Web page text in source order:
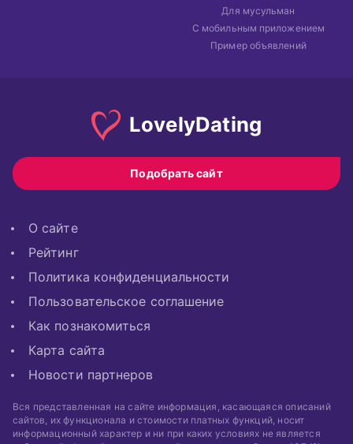
Для мусульман
С мобильным приложением
Пример объявлений
LovelyDating
Подобрать сайт
О сайте
Рейтинг
Политика конфиденциальности
Пользовательское соглашение
Как познакомиться
Карта сайта
Новости партнеров
Вся представленная на сайте информация, касающаяся описаний
сайтов, их функционала и стоимости платных функций, носит
информационный характер и ни при каких условиях не является